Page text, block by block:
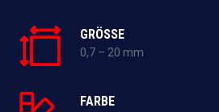
GRÖSSE
0,7 – 20 mm
FARBE